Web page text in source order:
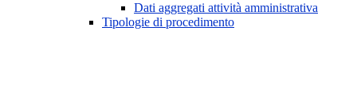
Dati aggregati attività amministrativa
Tipologie di procedimento